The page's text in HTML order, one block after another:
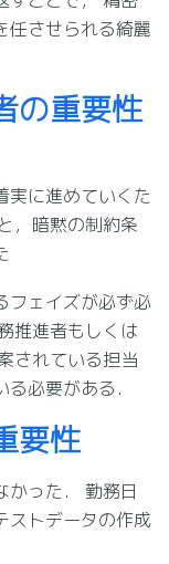
任させられる綺麗
の重要性
実に進めていくた
，暗黙の制約条
フェイズが必ず必
推進者もしくは
されている担当
必要がある．
要性
った． 勤務日
ストデータの作成